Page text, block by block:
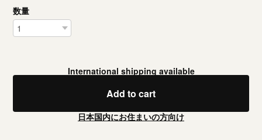
数量
International shipping available
Add to cart
日本国内にお住まいの方向け